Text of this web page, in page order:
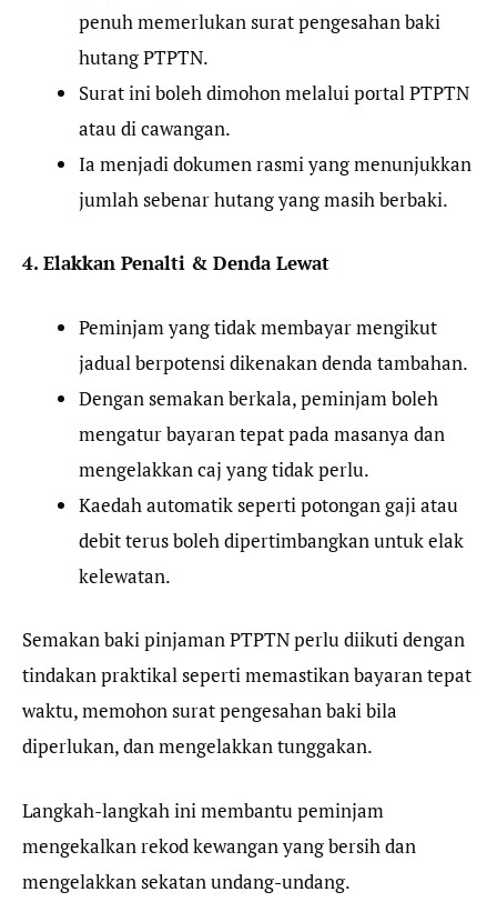
penuh memerlukan surat pengesahan baki
hutang PTPTN.
Surat ini boleh dimohon melalui portal PTPTN
atau di cawangan.
Ia menjadi dokumen rasmi yang menunjukkan
jumlah sebenar hutang yang masih berbaki.
4. Elakkan Penalti & Denda Lewat
Peminjam yang tidak membayar mengikut
jadual berpotensi dikenakan denda tambahan.
Dengan semakan berkala, peminjam boleh
mengatur bayaran tepat pada masanya dan
mengelakkan caj yang tidak perlu.
Kaedah automatik seperti potongan gaji atau
debit terus boleh dipertimbangkan untuk elak
kelewatan.
Semakan baki pinjaman PTPTN perlu diikuti dengan
tindakan praktikal seperti memastikan bayaran tepat
waktu, memohon surat pengesahan baki bila
diperlukan, dan mengelakkan tunggakan.
Langkah-langkah ini membantu peminjam
mengekalkan rekod kewangan yang bersih dan
mengelakkan sekatan undang-undang.